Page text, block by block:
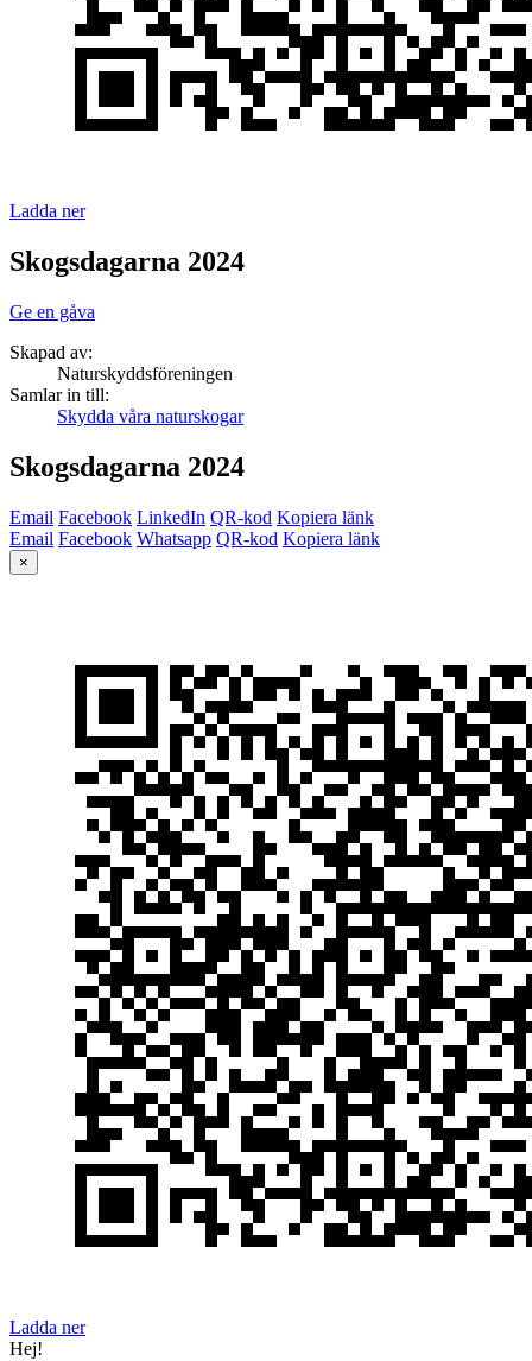
Ladda ner
Skogsdagarna 2024
Ge en gåva
Skapad av:
Naturskyddsföreningen
Samlar in till:
Skydda våra naturskogar
Skogsdagarna 2024
Email Facebook LinkedIn QR-kod Kopiera länk
Email Facebook Whatsapp QR-kod Kopiera länk
×
Ladda ner
Hej!